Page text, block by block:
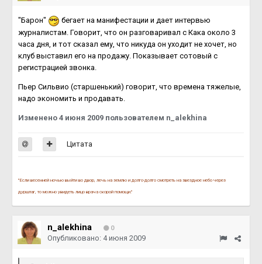
"Барон"
бегает на манифестации и дает интервью
журналистам. Говорит, что он разговаривал с Кака около 3
часа дня, и тот сказал ему, что никуда он уходит не хочет, но
клуб выставил его на продажу. Показывает сотовый с
регистрацией звонка.
Пьер Сильвио (старшенький) говорит, что времена тяжелые,
надо экономить и продавать.
Изменено 4 июня 2009 пользователем n_alekhina
Цитата
"Если весенней ночью выйти во двор, лечь на землю и долго-долго смотреть на звездное небо через
дуршлаг, то можно увидеть лицо врача скорой помощи."
n_alekhina 0
Опубликовано: 4 июня 2009